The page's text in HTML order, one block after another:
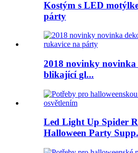
Kostým s LED
párty
2018 novinky
blikající gl...
Led Light Up Spider
Halloween Party